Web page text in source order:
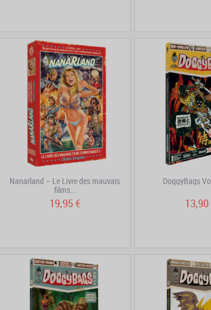
Nanarland – Le Livre des mauvais
films...
19,95 €
DoggyBags
13,90